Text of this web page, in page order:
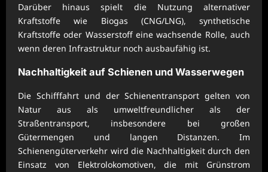
Darüber hinaus spielt die Nutzung alternativer
Kraftstoffe wie Biogas (CNG/LNG), synthetische
Kraftstoffe oder Wasserstoff eine wachsende Rolle, auch
wenn deren Infrastruktur noch ausbaufähig ist.
Nachhaltigkeit auf Schienen und Wasserwegen
Die Schifffahrt und der Schienentransport gelten von
Natur aus als umweltfreundlicher als der
Straßentransport, insbesondere bei großen
Gütermengen und langen Distanzen. Im
Schienengüterverkehr wird die Nachhaltigkeit durch den
Einsatz von Elektrolokomotiven, die mit Grünstrom